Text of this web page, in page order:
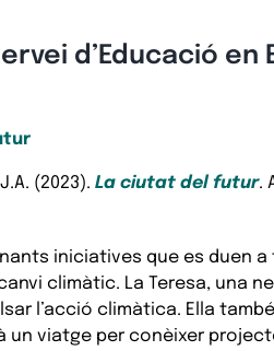
d’Educació en
(2023). La ciutat del futur.
iniciatives que es duen
climàtic. La Teresa, una
l’acció climàtica. Ella
un viatge per conèixer